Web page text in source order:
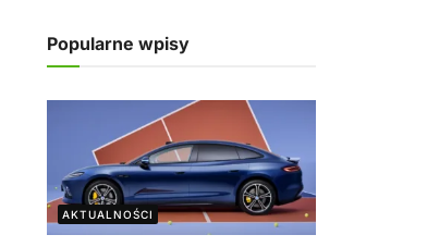
Popularne wpisy
AKTUALNOŚCI